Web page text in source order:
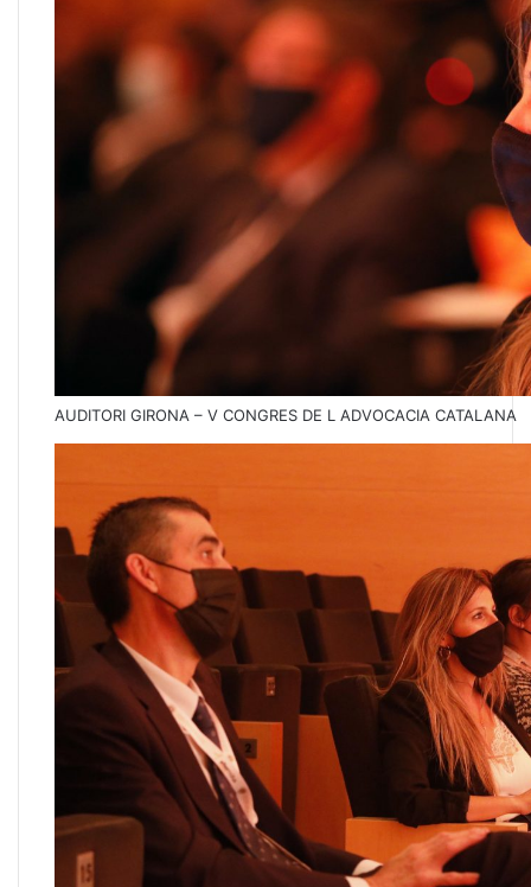
AUDITORI GIRONA – V CONGRES DE L ADVOCACIA CATALANA